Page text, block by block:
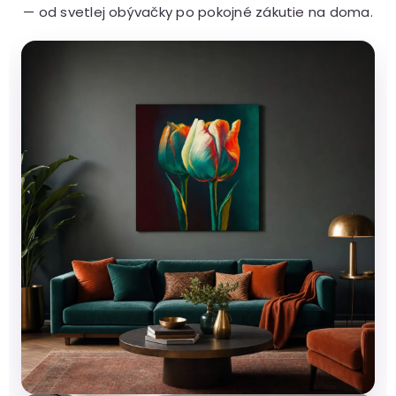
— od svetlej obývačky po pokojné zákutie na doma.